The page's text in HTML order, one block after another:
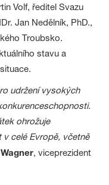
Volf, ředitel Svazu
Jan Nedělník, PhD.,
Troubsko.
stavu a
udržení vysokých
ohrožuje
celé Evropě, včetně
, viceprezident